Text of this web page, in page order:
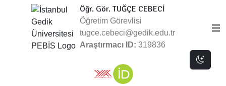
Dark
Öğr. Gör. TUĞÇE CEBECİ
Öğretim Görevlisi
tugce.cebeci@gedik.edu.tr
Araştırmacı ID: 319836